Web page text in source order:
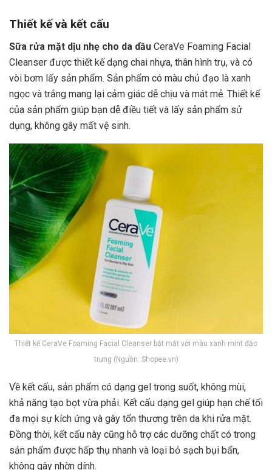
Thiết kế và kết cấu
Sữa rửa mặt dịu nhẹ cho da dầu CeraVe Foaming Facial
Cleanser được thiết kế dạng chai nhựa, thân hình trụ, và có
vòi bơm lấy sản phẩm. Sản phẩm có màu chủ đạo là xanh
ngọc và trắng mang lại cảm giác dễ chịu và mát mẻ. Thiết kế
của sản phẩm giúp bạn dễ điều tiết và lấy sản phẩm sử
dụng, không gây mất vệ sinh.
Thiết kế CeraVe Foaming Facial Cleanser bắt mắt với màu xanh mint đặc
trưng (Nguồn: Shopee.vn)
Về kết cấu, sản phẩm có dạng gel trong suốt, không mùi,
khả năng tạo bọt vừa phải. Kết cấu dạng gel giúp hạn chế tối
đa mọi sự kích ứng và gây tổn thương trên da khi rửa mặt.
Đồng thời, kết cấu này cũng hỗ trợ các dưỡng chất có trong
sản phẩm được hấp thụ nhanh và loại bỏ sạch bụi bẩn,
không gây nhờn dính.